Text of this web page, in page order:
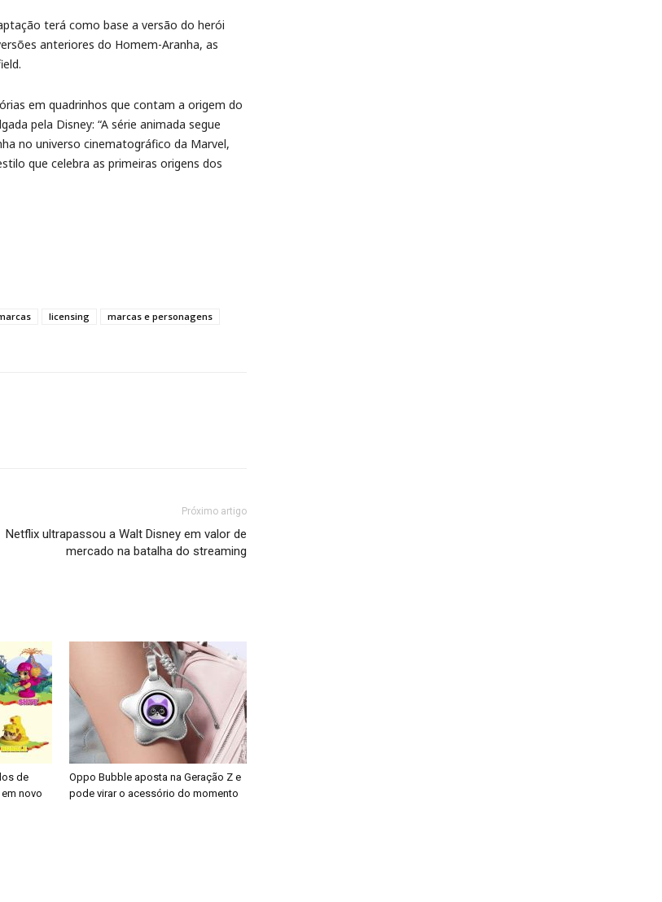
terá como base a versão do herói
anteriores do Homem-Aranha, as
em quadrinhos que contam a origem do
pela Disney: “A série animada segue
no universo cinematográfico da Marvel,
que celebra as primeiras origens dos
licensing
marcas e personagens
Próximo artigo
Netflix ultrapassou a Walt Disney em valor de
mercado na batalha do streaming
de
novo
Oppo Bubble aposta na Geração Z e
pode virar o acessório do momento